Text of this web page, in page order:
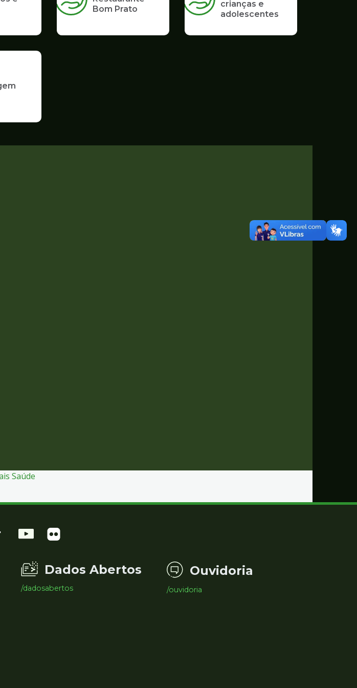
Bom Prato
crianças e
adolescentes
Saúde
Dados Abertos
/dadosabertos
Ouvidoria
/ouvidoria